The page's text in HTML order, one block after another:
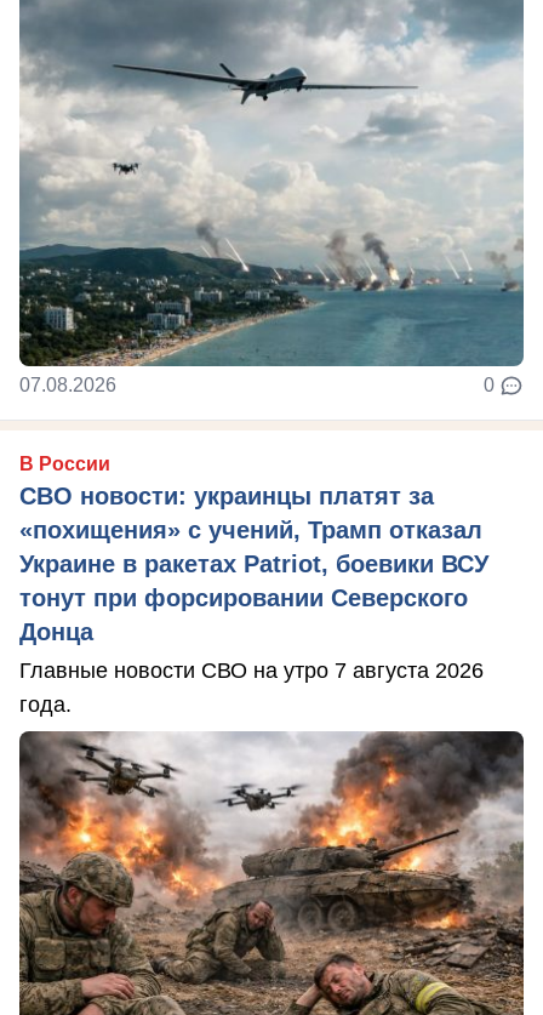
07.08.2026 0
В России
СВО новости: украинцы платят за
«похищения» с учений, Трамп отказал
Украине в ракетах Patriot, боевики ВСУ
тонут при форсировании Северского
Донца
Главные новости СВО на утро 7 августа 2026
года.